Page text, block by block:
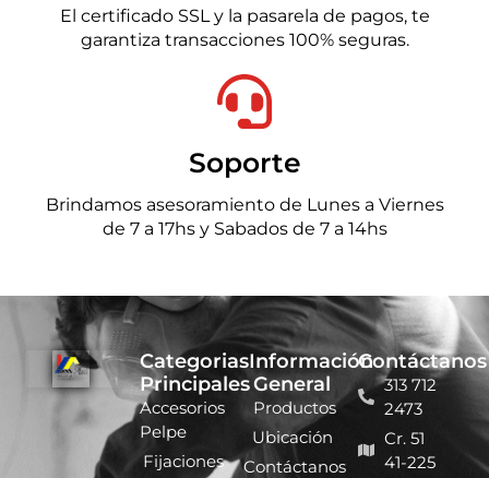
El certificado SSL y la pasarela de pagos, te
garantiza transacciones 100% seguras.
Soporte
Brindamos asesoramiento de Lunes a Viernes
de 7 a 17hs y Sabados de 7 a 14hs
Categorias
Principales
Accesorios
Pelpe
Fijaciones
Información
General
Productos
Ubicación
Contáctanos
Contáctanos
313 712
2473
Cr. 51
41-225